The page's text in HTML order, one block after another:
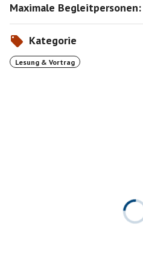
Maximale Begleitpersonen:
Kategorie
Lesung & Vortrag